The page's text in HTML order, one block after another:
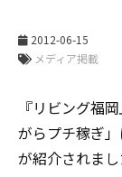
2012-06-15
メディア掲載
『リビング福
がらプチ稼ぎ
が紹介されまし